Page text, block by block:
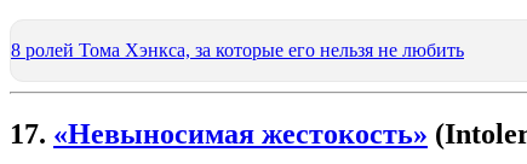
8 ролей Тома Хэнкса, за которые его нельзя не любить
17. «Невыносимая жестокость»